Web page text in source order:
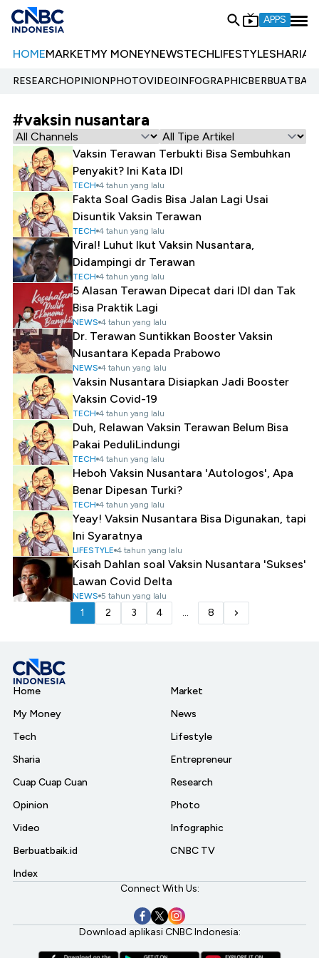
APPS
HOMEMARKETMY MONEYNEWSTECHLIFESTYLESHARIA
RESEARCHOPINIONPHOTOVIDEOINFOGRAPHIC
#vaksin nusantara
Vaksin Terawan Terbukti Bisa Sembuhkan
Penyakit? Ini Kata IDI
TECH 4 tahun yang lalu
Fakta Soal Gadis Bisa Jalan Lagi Usai
Disuntik Vaksin Terawan
TECH 4 tahun yang lalu
Viral! Luhut Ikut Vaksin Nusantara,
Didampingi dr Terawan
TECH 4 tahun yang lalu
5 Alasan Terawan Dipecat dari IDI dan Tak
Bisa Praktik Lagi
NEWS 4 tahun yang lalu
Dr. Terawan Suntikkan Booster Vaksin
Nusantara Kepada Prabowo
NEWS 4 tahun yang lalu
Vaksin Nusantara Disiapkan Jadi Booster
Vaksin Covid-19
TECH 4 tahun yang lalu
Duh, Relawan Vaksin Terawan Belum Bisa
Pakai PeduliLindungi
TECH 4 tahun yang lalu
Heboh Vaksin Nusantara 'Autologos', Apa
Benar Dipesan Turki?
TECH 4 tahun yang lalu
Yeay! Vaksin Nusantara Bisa Digunakan, tapi
Ini Syaratnya
LIFESTYLE 4 tahun yang lalu
Kisah Dahlan soal Vaksin Nusantara 'Sukses'
Lawan Covid Delta
NEWS 5 tahun yang lalu
1 2 3 4 ... 8
Home
My Money
Tech
Sharia
Cuap Cuap Cuan
Opinion
Video
Berbuatbaik.id
Index
Market
News
Lifestyle
Entrepreneur
Research
Photo
Infographic
CNBC TV
Connect With Us:
Download aplikasi CNBC Indonesia: